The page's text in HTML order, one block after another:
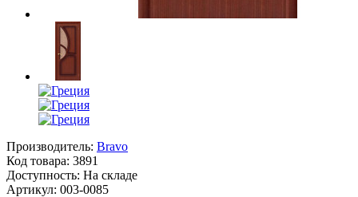
Производитель: Bravo
Код товара: 3891
Доступность: На складе
Артикул: 003-0085